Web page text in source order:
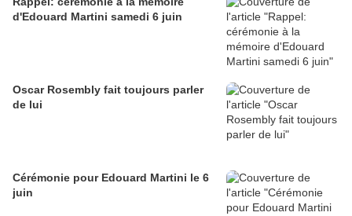
d'Edouard Martini samedi 6 juin
Oscar Rosembly fait toujours parler
de lui
Cérémonie pour Edouard Martini le 6
juin